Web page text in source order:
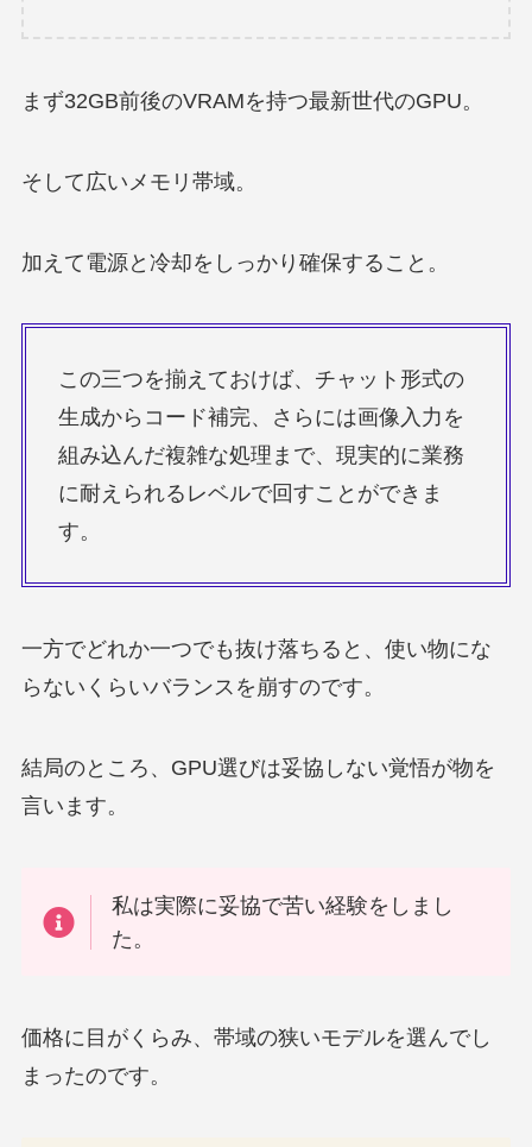
まず32GB前後のVRAMを持つ最新世代のGPU。
そして広いメモリ帯域。
加えて電源と冷却をしっかり確保すること。
この三つを揃えておけば、チャット形式の
生成からコード補完、さらには画像入力を
組み込んだ複雑な処理まで、現実的に業務
に耐えられるレベルで回すことができま
す。
一方でどれか一つでも抜け落ちると、使い物にな
らないくらいバランスを崩すのです。
結局のところ、GPU選びは妥協しない覚悟が物を
言います。
私は実際に妥協で苦い経験をしまし
た。
価格に目がくらみ、帯域の狭いモデルを選んでし
まったのです。